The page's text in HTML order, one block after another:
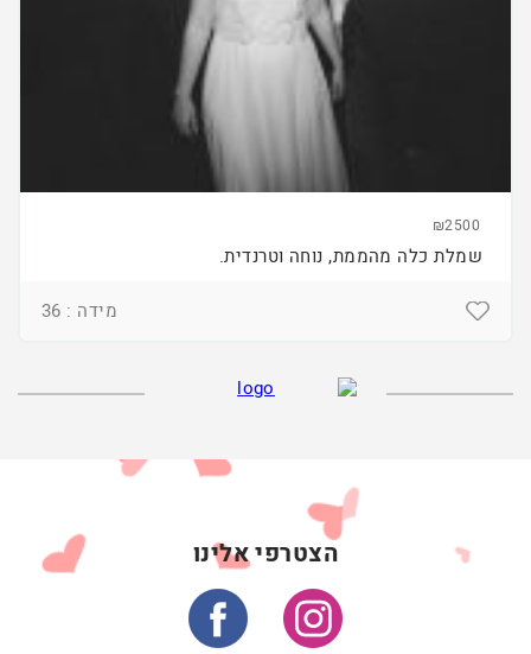
₪2500
שמלת כלה מהממת, נוחה וטרנדית.
מידה : 36
הצטרפי אלינו